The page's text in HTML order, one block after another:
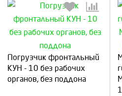
Погрузчик фронтальный
КУН - 10 без рабочих
органов, без поддона
Выберите количество: